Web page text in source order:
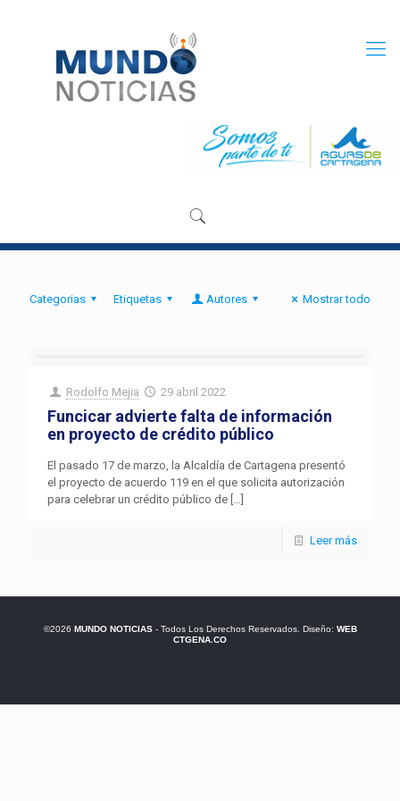
Categorias Etiquetas Autores Mostrar todo
Rodolfo Mejia 29 abril 2022
Funcicar advierte falta de información
en proyecto de crédito público
El pasado 17 de marzo, la Alcaldía de Cartagena presentó
el proyecto de acuerdo 119 en el que solicita autorización
para celebrar un crédito público de […]
Leer más
©2026 MUNDO NOTICIAS- Todos Los Derechos Reservados. Diseño: WEB
CTGENA.CO